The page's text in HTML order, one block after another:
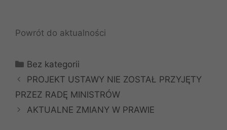
Powrót do aktualności
Kategorie
Bez kategorii
PROJEKT USTAWY NIE ZOSTAŁ PRZYJĘTY
PRZEZ RADĘ MINISTRÓW
AKTUALNE ZMIANY W PRAWIE